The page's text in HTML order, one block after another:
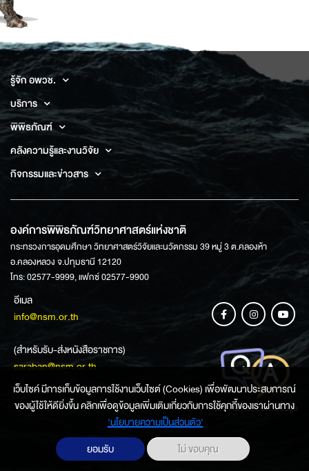
รู้จัก อพวช.
บริการ
พิพิธภัณฑ์
คลังความรู้และงานวิจัย
กิจกรรมและข่าวสาร
องค์การพิพิธภัณฑ์วิทยาศาสตร์แห่งชาติ
กระทรวงการอุดมศึกษา วิทยาศาสตร์วิจัยและนวัตกรรม 39 หมู่ 3 ต.คลองห้า
อ.คลองหลวง จ.ปทุมธานี 12120
โทร: 02577-9999, แฟกซ์ 02577-9900
อีเมล
info@nsm.or.th
(สำหรับรับ-ส่งหนังสือราชการ)
saraban@nsm.or.th
ช่องทางการสอบถามข้อมูล
เว็บไซค์ มีการเก็บข้อมูลการใช้งานเว็บไซต์ (Cookies) เพื่อพัฒนาประสบการณ์
ของผู้ใช้ให้ดียิ่งขึ้น คลิกเพื่อดูข้อมูลเพิ่มเติมเกี่ยวกับการใช้คุกกี้ของเราผ่านทาง
‘นโยบายความเป็นส่วนตัว'
ยอมรับ
ไม่ ขอบคุณ